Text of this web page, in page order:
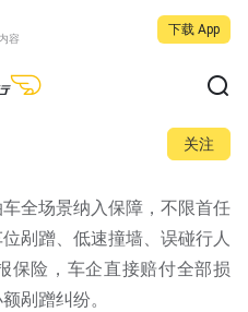
容
下载 App
关注
全场景纳入保障，不限首任
剐蹭、低速撞墙、误碰行人
保险，车企直接赔付全部损
剐蹭纠纷。